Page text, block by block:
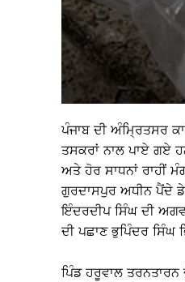
ਪੰਜਾਬ ਦੀ ਅੰਮ੍ਰਿਤਸਰ
ਤਸਕਰਾਂ ਨਾਲ ਪਾਏ ਗਏ
ਅਤੇ ਹੋਰ ਸਾਧਨਾਂ ਰਾਹੀਂ
ਗੁਰਦਾਸਪੁਰ ਅਧੀਨ ਪੈਂਦੇ
ਇੰਦਰਦੀਪ ਸਿੰਘ ਦੀ
ਦੀ ਪਛਾਣ ਭੁਪਿੰਦਰ ਸਿੰਘ
ਪਿੰਡ ਹਰੂਵਾਲ